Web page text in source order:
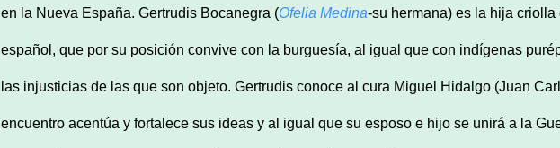
en la Nueva España. Gertrudis Bocanegra (Ofelia Medina-su hermana) es la hija
español, que por su posición convive con la burguesía, al igual que con indígenas
las injusticias de las que son objeto. Gertrudis conoce al cura Miguel Hidalgo (Juan
encuentro acentúa y fortalece sus ideas y al igual que su esposo e hijo se unirá a la